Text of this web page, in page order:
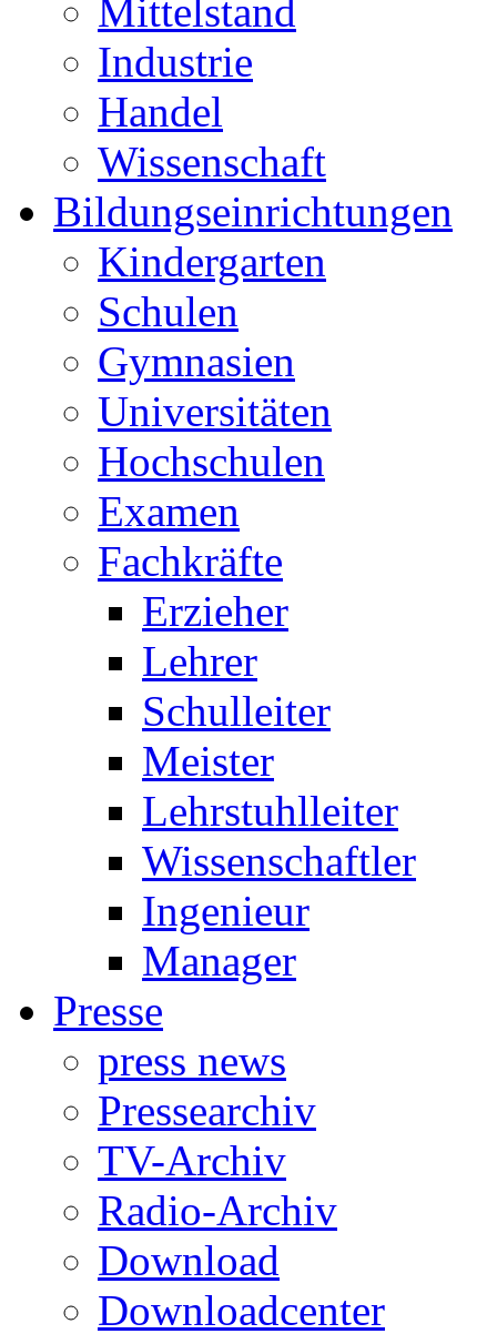
Mittelstand
Industrie
Handel
Wissenschaft
Bildungseinrichtungen
Kindergarten
Schulen
Gymnasien
Universitäten
Hochschulen
Examen
Fachkräfte
Erzieher
Lehrer
Schulleiter
Meister
Lehrstuhlleiter
Wissenschaftler
Ingenieur
Manager
Presse
press news
Pressearchiv
TV-Archiv
Radio-Archiv
Download
Downloadcenter